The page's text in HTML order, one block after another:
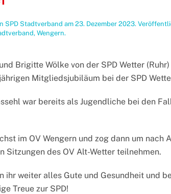
SPD Stadtverband am 23. Dezember 2023.
, Wengern.
Brigitte Wölke von der SPD Wetter
Mitgliedsjubiläum bei der SPD
war bereits als Jugendliche bei den
im OV Wengern und zog dann um nach
Sitzungen des OV Alt-Wetter teilnehmen.
ihr weiter alles Gute und Gesundheit und
Treue zur SPD!